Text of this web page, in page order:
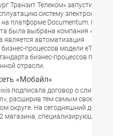
Транзит Телеком» запустила в
систему электронного
платформе Documentum. В
была выбрана компания
является автоматизация
процессов модели eTOM -
бизнес-процессов
отрасли.
«Мобайл»
подписала договор о слиянии
расширив тем самым свое
округе. На сегодняшний день в
магазина, специализирующихся